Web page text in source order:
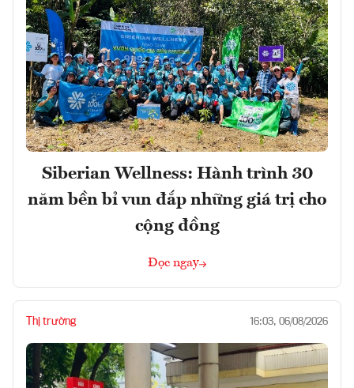
Siberian Wellness: Hành trình 30
năm bền bỉ vun đắp những giá trị cho
cộng đồng
Đọc ngay
Thị trường 16:03, 06/08/2026